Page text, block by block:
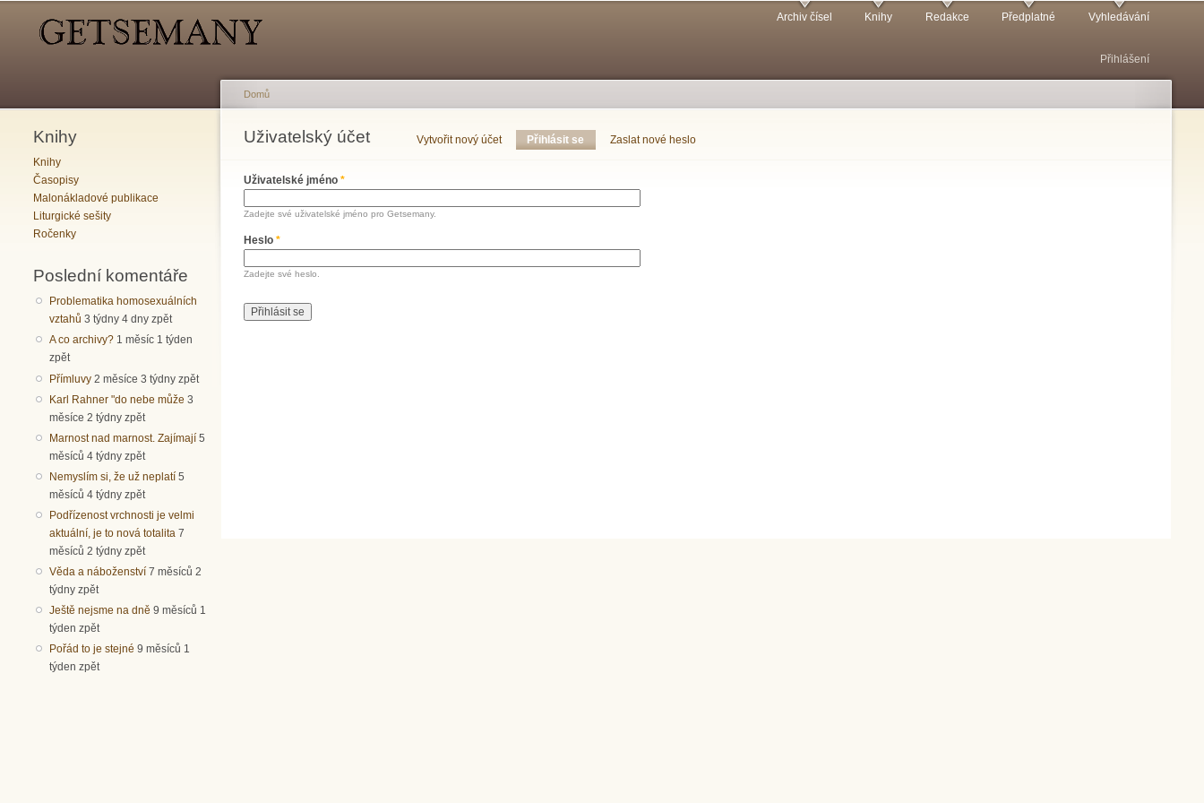
Archiv čísel Knihy Redakce Předplatné Vyhledávání
Přihlášení
Knihy
Knihy
Časopisy
Malonákladové publikace
Liturgické sešity
Ročenky
Poslední komentáře
Problematika homosexuálních
vztahů 3 týdny 4 dny zpět
A co archivy? 1 měsíc 1 týden
zpět
Přímluvy 2 měsíce 3 týdny zpět
Karl Rahner "do nebe může 3
měsíce 2 týdny zpět
Marnost nad marnost. Zajímají 5
měsíců 4 týdny zpět
Nemyslím si, že už neplatí 5
měsíců 4 týdny zpět
Podřízenost vrchnosti je velmi
aktuální, je to nová totalita 7
měsíců 2 týdny zpět
Věda a náboženství 7 měsíců 2
týdny zpět
Ještě nejsme na dně 9 měsíců 1
týden zpět
Pořád to je stejné 9 měsíců 1
týden zpět
Jste zde
Domů
Uživatelský účet
Hlavní záložky Vytvořit nový účet Přihlásit se (aktivní záložka)
Zaslat nové heslo
Uživatelské jméno *
Zadejte své uživatelské jméno pro Getsemany.
Heslo *
Zadejte své heslo.